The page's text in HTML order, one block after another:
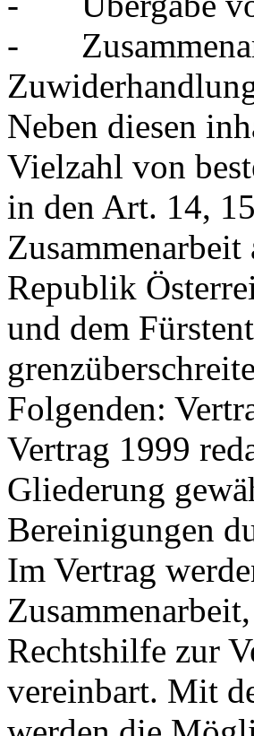
-
Neben diesen
Vielzahl von
in den Art. 14,
Republik
und dem
Folgenden:
Vertrag 1999
Gliederung
Bereinigungen
Im Vertrag
Rechtshilfe zur
vereinbart. Mit